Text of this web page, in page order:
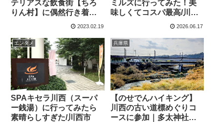
テリアスな飲食街【ちろ
りん村】に偶然行き着い
2023.02.19
ミルズに行ってみた！美
味しくてコスパ最高/川西
2026.06.17
エンタメ
SPAキセラ川西（スーパ
ー銭湯）に行ってみたら
素晴らしすぎた/川西市
兵庫県
【のせでんハイキング】
川西の古い道標めぐりコ
ースに参加｜多太神社・